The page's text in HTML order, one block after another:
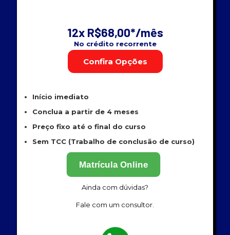
12x R$68,00*/mês
No crédito recorrente
Confira Opções
Início imediato
Conclua a partir de 4 meses
Preço fixo até o final do curso
Sem TCC (Trabalho de conclusão de curso)
Matrícula Online
Ainda com dúvidas?
Fale com um consultor.